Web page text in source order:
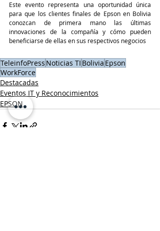
Este evento representa una oportunidad única
para que los clientes finales de Epson en Bolivia
conozcan de primera mano las últimas
innovaciones de la compañía y cómo pueden
beneficiarse de ellas en sus respectivos negocios
TeleinfoPress Noticias TI Bolivia Epson
WorkForce
Destacadas
Eventos IT y Reconocimientos
EPSON